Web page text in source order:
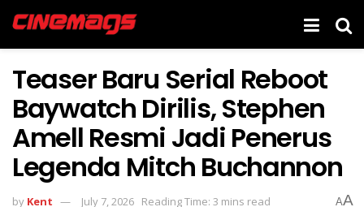
Teaser Baru Serial Reboot
Baywatch Dirilis, Stephen
Amell Resmi Jadi Penerus
Legenda Mitch Buchannon
by Kent July 7, 2026 Reading Time: 3 mins read AA